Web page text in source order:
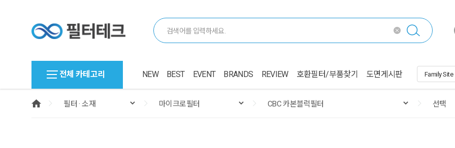
전체 카테고리 NEW BEST EVENT BRANDS REVIEW 호환필터/부품찾기 도면게시판